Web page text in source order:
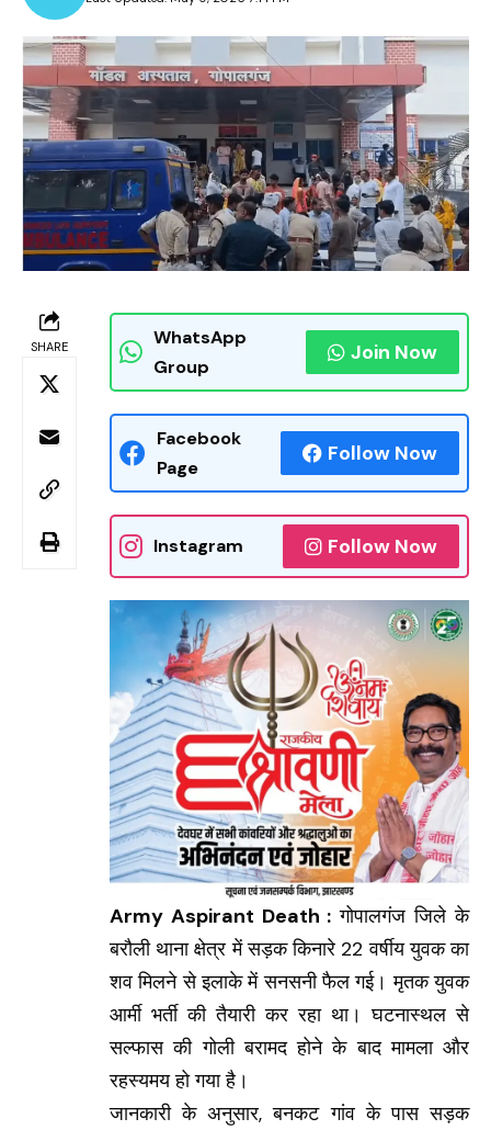
SHARE
WhatsApp
Group
Join Now
Facebook
Page
Follow Now
Instagram Follow Now
Army Aspirant Death : गोपालगंज जिले के
बरौली थाना क्षेत्र में सड़क किनारे 22 वर्षीय युवक का
शव मिलने से इलाके में सनसनी फैल गई। मृतक युवक
आर्मी भर्ती की तैयारी कर रहा था। घटनास्थल से
सल्फास की गोली बरामद होने के बाद मामला और
रहस्यमय हो गया है।
जानकारी के अनुसार, बनकट गांव के पास सड़क